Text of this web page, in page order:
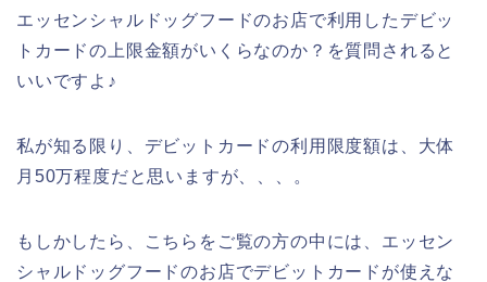
エッセンシャルドッグフードのお店で利用したデビッ
トカードの上限金額がいくらなのか？を質問されると
いいですよ♪
私が知る限り、デビットカードの利用限度額は、大体
月50万程度だと思いますが、、、。
もしかしたら、こちらをご覧の方の中には、エッセン
シャルドッグフードのお店でデビットカードが使えな